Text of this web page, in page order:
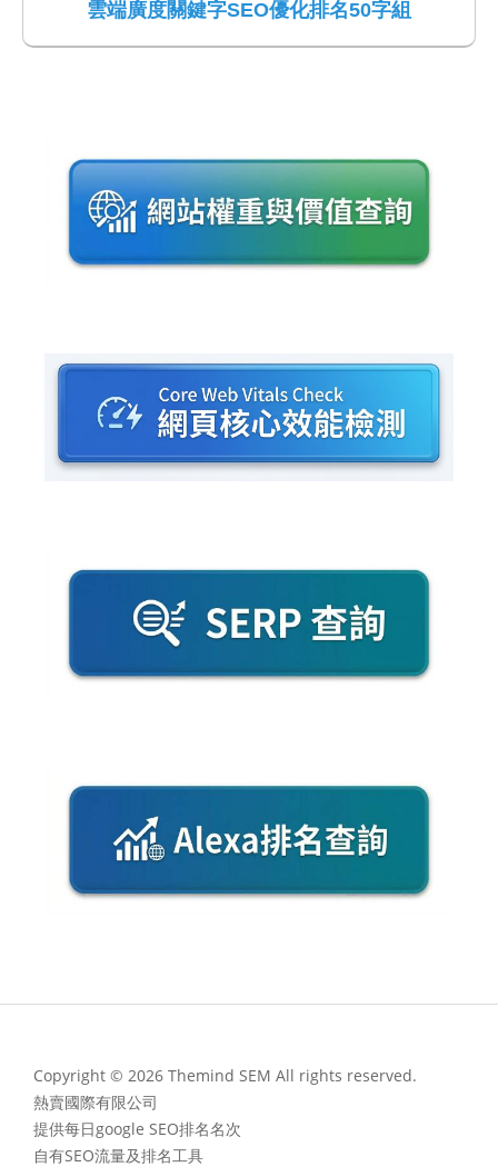
雲端廣度關鍵字SEO優化排名50字組
Copyright © 2026 Themind SEM All rights reserved.
熱賣國際有限公司
提供每日google SEO排名名次
自有SEO流量及排名工具